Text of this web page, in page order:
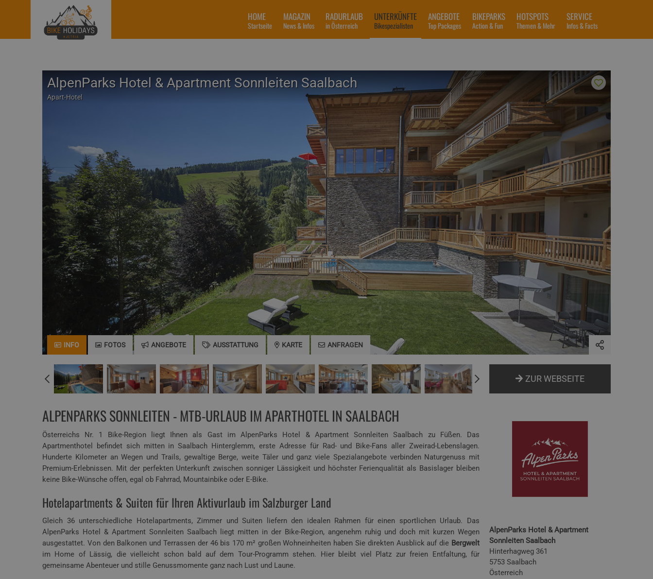
HOME
Startseite
MAGAZIN
News & Infos
RADURLAUB
in Österreich
UNTERKÜNFTE
Bikespezialisten
ANGEBOTE
Top Packages
BIKEPARKS
Action & Fun
HOTSPOTS
Themen & Mehr
SERVICE
Infos & Facts
AlpenParks Hotel & Apartment Sonnleiten Saalbach
Apart-Hotel
INFO FOTOS ANGEBOTE AUSSTATTUNG KARTE ANFRAGEN
ZUR WEBSEITE
ALPENPARKS SONNLEITEN - MTB-URLAUB IM APARTHOTEL IN SAALBACH
Österreichs Nr. 1 Bike-Region liegt Ihnen als Gast im AlpenParks Hotel & Apartment Sonnleiten Saalbach zu Füßen. Das
Apartmenthotel befindet sich mitten in Saalbach Hinterglemm, erste Adresse für Rad- und Bike-Fans aller Zweirad-Lebenslagen.
Hunderte Kilometer an Wegen und Trails, gewaltige Berge, weite Täler und ganz viele Spezialangebote verbinden Naturgenuss mit
Premium-Erlebnissen. Mit der perfekten Unterkunft zwischen sonniger Lässigkeit und höchster Ferienqualität als Basislager bleiben
keine Bike-Wünsche offen, egal ob Fahrrad, Mountainbike oder E-Bike.
Hotelapartments & Suiten für Ihren Aktivurlaub im Salzburger Land
Gleich 36 unterschiedliche Hotelapartments, Zimmer und Suiten liefern den idealen Rahmen für einen sportlichen Urlaub. Das
AlpenParks Hotel & Apartment Sonnleiten Saalbach liegt mitten in der Bike-Region, angenehm ruhig und doch mit kurzen Wegen
ausgestattet. Von den Balkonen und Terrassen der 46 bis 170 m² großen Wohneinheiten haben Sie direkten Ausblick auf die Bergwelt
im Home of Lässig, die vielleicht schon bald auf dem Tour-Programm stehen. Hier bleibt viel Platz zur freien Entfaltung, für
gemeinsame Abenteuer und stille Genussmomente ganz nach Lust und Laune.
AlpenParks Hotel & Apartment
Sonnleiten Saalbach
Hinterhagweg 361
5753 Saalbach
Österreich